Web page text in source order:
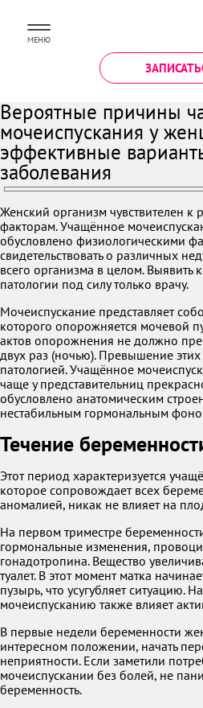
МЕНЮ
Вероятные причины
мочеиспускания у
эффективные
заболевания
Женский организм чувствителен к
факторам. Учащённое
обусловлено физиологическими
свидетельствовать о различных
всего организма в целом. Выявить
патологии под силу только врачу.
Мочеиспускание представляет
которого опорожняется мочевой
актов опорожнения не должно
двух раз (ночью). Превышение этих
патологией. Учащённое
чаще у представительниц
обусловлено анатомическим
нестабильным гормональным
Течение
Этот период характеризуется
которое сопровождает всех
аномалией, никак не влияет на
На первом триместре
гормональные изменения,
гонадотропина. Вещество
туалет. В этот момент матка
пузырь, что усугубляет ситуацию.
мочеиспусканию также влияет
В первые недели беременности
интересном положении, начать
неприятности. Если заметили
мочеиспускании без болей, не
беременность.